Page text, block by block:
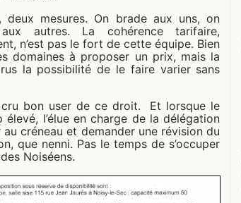
deux mesures. On brade aux uns, on
autres. La cohérence tarifaire,
n’est pas le fort de cette équipe. Bien
domaines à proposer un prix, mais la
la possibilité de le faire varier sans
cru bon user de ce droit. Et lorsque le
l’élue en charge de la délégation
créneau et demander une révision du
que nenni. Pas le temps de s’occuper
Noiséens.